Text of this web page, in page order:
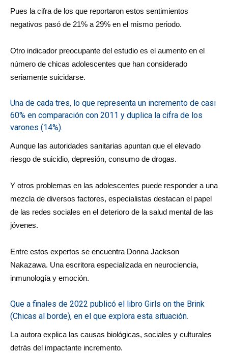
Pues la cifra de los que reportaron estos sentimientos
negativos pasó de 21% a 29% en el mismo periodo.
Otro indicador preocupante del estudio es el aumento en el
número de chicas adolescentes que han considerado
seriamente suicidarse.
Una de cada tres, lo que representa un incremento de casi
60% en comparación con 2011 y duplica la cifra de los
varones (14%).
Aunque las autoridades sanitarias apuntan que el elevado
riesgo de suicidio, depresión, consumo de drogas.
Y otros problemas en las adolescentes puede responder a una
mezcla de diversos factores, especialistas destacan el papel
de las redes sociales en el deterioro de la salud mental de las
jóvenes.
Entre estos expertos se encuentra Donna Jackson
Nakazawa. Una escritora especializada en neurociencia,
inmunología y emoción.
Que a finales de 2022 publicó el libro Girls on the Brink
(Chicas al borde), en el que explora esta situación.
La autora explica las causas biológicas, sociales y culturales
detrás del impactante incremento.